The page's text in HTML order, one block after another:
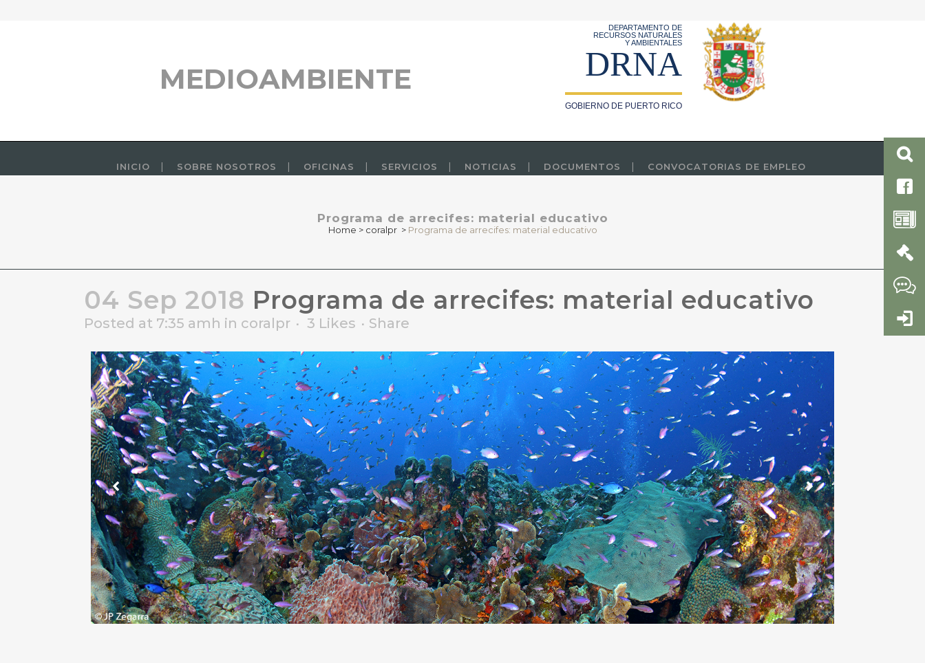
MEDIOAMBIENTE
DEPARTAMENTO DE
RECURSOS NATURALES
Y AMBIENTALES
DRNA
GOBIERNO DE PUERTO RICO
INICIO SOBRE NOSOTROS OFICINAS SERVICIOS NOTICIAS DOCUMENTOS CONVOCATORIAS DE EMPLEO
Programa de arrecifes: material educativo
Home > coralpr > Programa de arrecifes: material educativo
04 Sep 2018 Programa de arrecifes: material educativo
Posted at 7:35 amh in coralpr 3 Likes Share